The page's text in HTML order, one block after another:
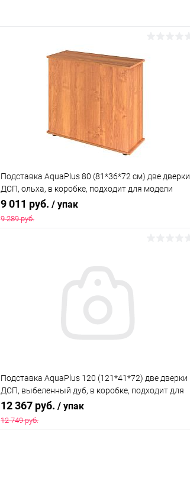
Подставка AquaPlus 80 (81*36*72 см) две дверки
ДСП, ольха, в коробке, подходит для модели
аквариума LUX П120
9 011 руб. / упак
9 289 руб.
Подставка AquaPlus 120 (121*41*72) две дверки
ДСП, выбеленный дуб, в коробке, подходит для
моделей аквариумов LUX П264, LUX П288
12 367 руб. / упак
12 749 руб.